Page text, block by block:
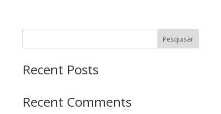
Pesquisar
Recent Posts
Recent Comments